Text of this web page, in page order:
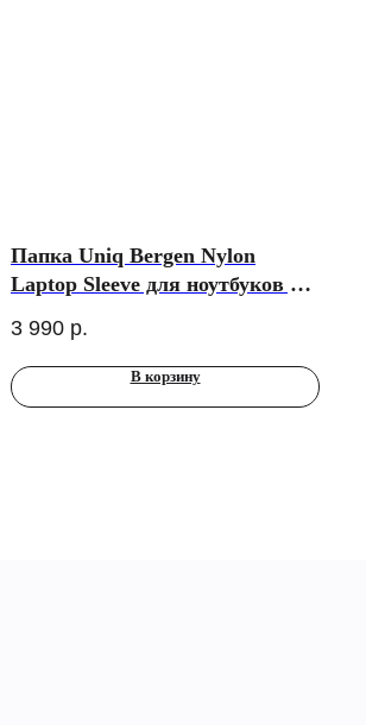
Папка Uniq Bergen Nylon
Laptop Sleeve для ноутбуков до
3 990 р.
В корзину